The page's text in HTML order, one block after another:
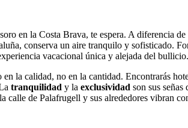
en la Costa Brava, te espera. A diferencia
conserva un aire tranquilo y sofisticado.
vacacional única y alejada del bullicio.
la calidad, no en la cantidad. Encontrarás
tranquilidad y la exclusividad son sus
calle de Palafrugell y sus alrededores vibran